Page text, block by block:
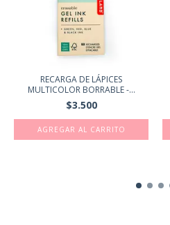
RECARGA DE LÁPICES
MULTICOLOR BORRABLE -...
$3.500